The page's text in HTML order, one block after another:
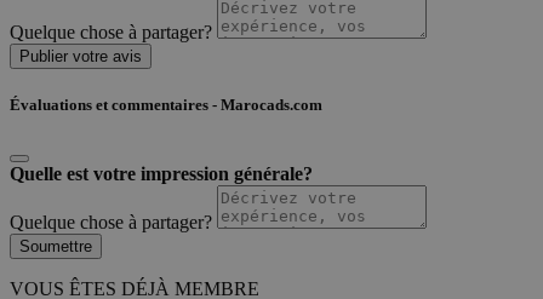
Quelque chose à partager?
Publier votre avis
Évaluations et commentaires - Marocads.com
Quelle est votre impression générale?
Quelque chose à partager?
Soumettre
VOUS ÊTES DÉJÀ MEMBRE